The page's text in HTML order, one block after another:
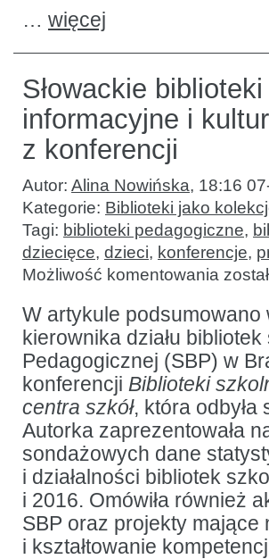
… więcej
Słowackie
informacyjne i
z konferencji
Autor: Alina Nowińska, 18:16
Kategorie: Biblioteki jako
Tagi: biblioteki pedagogiczne,
dziecięce, dzieci, konferencje,
Możliwość komentowania biblioteki
jako
i
szkół
raport
z
W artykule
kierownika działu
Pedagogicznej (SBP) w
konferencji Biblioteki
centra szkół, która odbyła
Autorka zaprezentowała
sondażowych dane
i działalności bibliotek
i 2016. Omówiła również
SBP oraz projekty
i kształtowanie